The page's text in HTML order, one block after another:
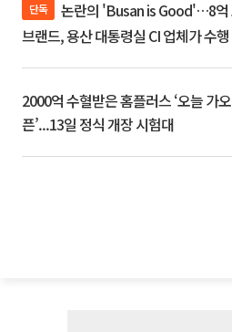
단독
브랜드, 용산 대통령실 CI 업체가 수행
2000억 수혈받은 홈플러스 ‘오늘 가오
픈’...13일 정식 개장 시험대